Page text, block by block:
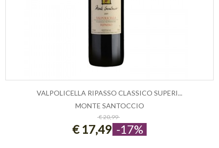
ESAURITO
VALPOLICELLA RIPASSO CLASSICO SUPERI...
MONTE SANTOCCIO
€ 20,99
€ 17,49 -17%